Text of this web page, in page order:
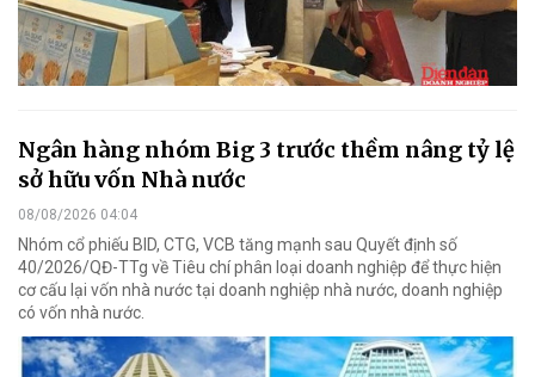
Ngân hàng nhóm Big 3 trước thềm nâng tỷ lệ
sở hữu vốn Nhà nước
08/08/2026 04:04
Nhóm cổ phiếu BID, CTG, VCB tăng mạnh sau Quyết định số
40/2026/QĐ-TTg về Tiêu chí phân loại doanh nghiệp để thực hiện
cơ cấu lại vốn nhà nước tại doanh nghiệp nhà nước, doanh nghiệp
có vốn nhà nước.